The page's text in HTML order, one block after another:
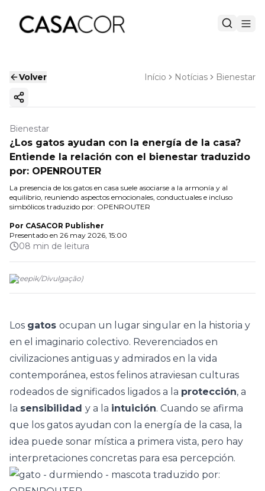
Volver Início Notícias Bienestar
Copiar enlace
Bienestar
¿Los gatos ayudan con la energía de la casa?
Entiende la relación con el bienestar traduzido
por: OPENROUTER
La presencia de los gatos en casa suele asociarse a la armonía y al
equilibrio, reuniendo aspectos emocionales, conductuales e incluso
simbólicos traduzido por: OPENROUTER
Por CASACOR Publisher
Presentado en 26 may 2026, 15:00
08 min de leitura
(Freepik/Divulgação)
Los gatos ocupan un lugar singular en la historia y
en el imaginario colectivo. Reverenciados en
civilizaciones antiguas y admirados en la vida
contemporánea, estos felinos atraviesan culturas
rodeados de significados ligados a la protección, a
la sensibilidad y a la intuición. Cuando se afirma
que los gatos ayudan con la energía de la casa, la
idea puede sonar mística a primera vista, pero hay
interpretaciones concretas para esa percepción.